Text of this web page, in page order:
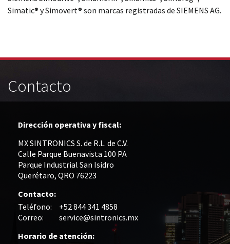
Simatic® y Simovert® son marcas registradas de SIEMENS AG.
Contacto
Dirección operativa y fiscal:
MX SINTRONICS S. de R.L. de C.V.
Calle Parque Buenavista 100 PA
Parque Industrial San Isidro
Querétaro, QRO 76223
Contacto:
Teléfono:
+52 844 341 4858
Correo:
service@sintronics.mx
Horario de atención: